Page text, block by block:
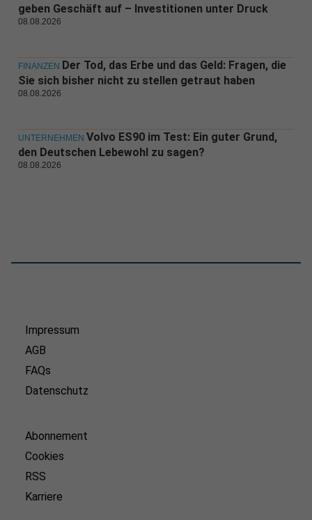
geben Geschäft auf – Investitionen unter Druck
08.08.2026
FINANZEN Der Tod, das Erbe und das Geld: Fragen, die
Sie sich bisher nicht zu stellen getraut haben
08.08.2026
UNTERNEHMEN Volvo ES90 im Test: Ein guter Grund,
den Deutschen Lebewohl zu sagen?
08.08.2026
Impressum
AGB
FAQs
Datenschutz
Abonnement
Cookies
RSS
Karriere